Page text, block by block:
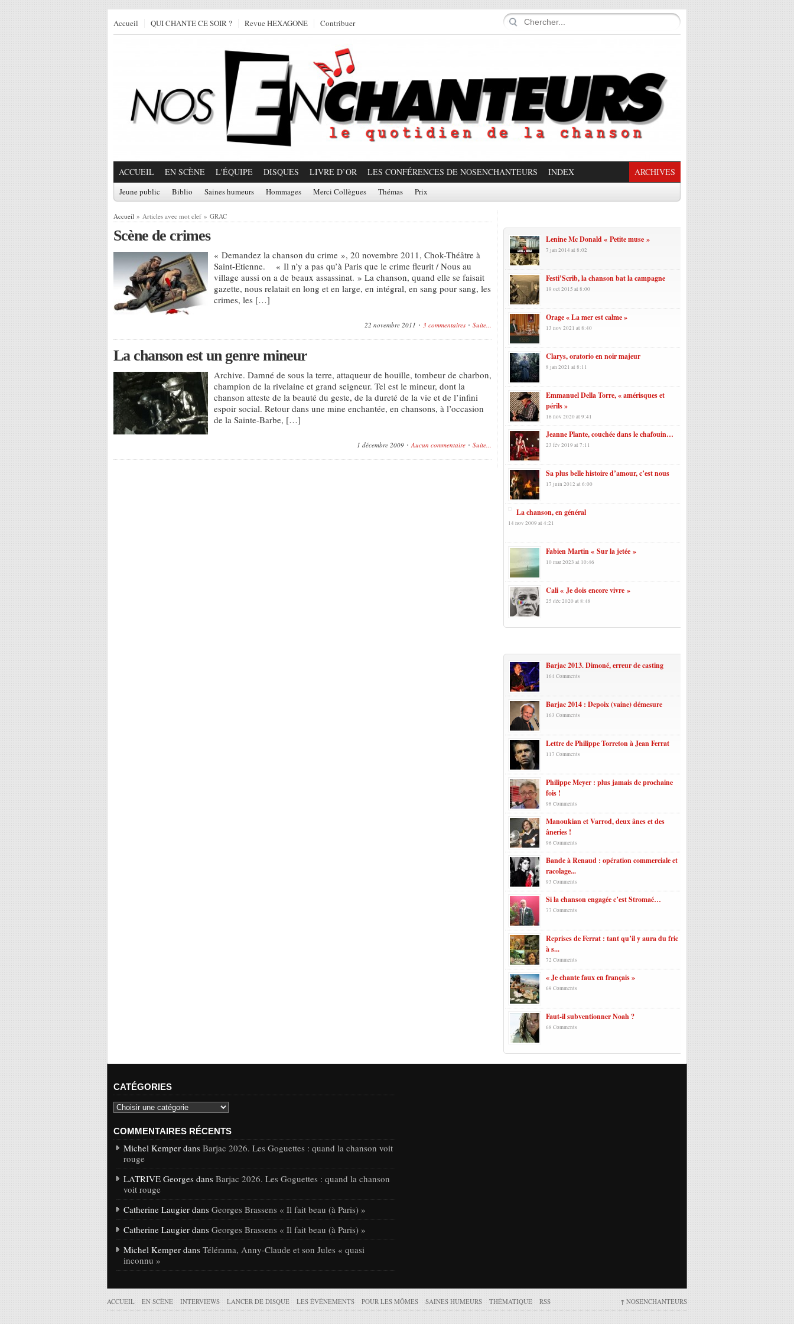
Accueil QUI CHANTE CE SOIR ? Revue HEXAGONE Contribuer
ACCUEIL EN SCÈNE L'ÉQUIPE DISQUES LIVRE D’OR LES CONFÉRENCES DE NOSENCHANTEURS INDEX ARCHIVES
Jeune public Biblio Saines humeurs Hommages Merci Collègues Thémas Prix
Accueil » Articles avec mot clef » GRAC
Scène de crimes
« Demandez la chanson du crime », 20 novembre 2011, Chok-Théâtre à
Saint-Etienne. « Il n’y a pas qu’à Paris que le crime fleurit / Nous au
village aussi on a de beaux assassinat. » La chanson, quand elle se faisait
gazette, nous relatait en long et en large, en intégral, en sang pour sang, les
crimes, les […]
22 novembre 2011 3 commentaires Suite...
La chanson est un genre mineur
Archive. Damné de sous la terre, attaqueur de houille, tombeur de charbon,
champion de la rivelaine et grand seigneur. Tel est le mineur, dont la
chanson atteste de la beauté du geste, de la dureté de la vie et de l’infini
espoir social. Retour dans une mine enchantée, en chansons, à l’occasion
de la Sainte-Barbe, […]
1 décembre 2009 Aucun commentaire Suite...
Lenine Mc Donald « Petite muse »
7 jan 2014 at 8:02
Festi’Scrib, la chanson bat la campagne
19 oct 2015 at 8:00
Orage « La mer est calme »
13 nov 2021 at 8:40
Clarys, oratorio en noir majeur
8 jan 2021 at 8:11
Emmanuel Della Torre, « amérisques et
périls »
16 nov 2020 at 9:41
Jeanne Plante, couchée dans le chafouin…
23 fév 2019 at 7:11
Sa plus belle histoire d’amour, c’est nous
17 juin 2012 at 6:00
La chanson, en général
14 nov 2009 at 4:21
Fabien Martin « Sur la jetée »
10 mar 2023 at 10:46
Cali « Je dois encore vivre »
25 déc 2020 at 8:48
Barjac 2013. Dimoné, erreur de casting
164 Comments
Barjac 2014 : Depoix (vaine) démesure
163 Comments
Lettre de Philippe Torreton à Jean Ferrat
117 Comments
Philippe Meyer : plus jamais de prochaine
fois !
98 Comments
Manoukian et Varrod, deux ânes et des
âneries !
96 Comments
Bande à Renaud : opération commerciale et
racolage...
93 Comments
Si la chanson engagée c’est Stromaé…
77 Comments
Reprises de Ferrat : tant qu’il y aura du fric
à s...
72 Comments
« Je chante faux en français »
69 Comments
Faut-il subventionner Noah ?
68 Comments
CATÉGORIES
COMMENTAIRES RÉCENTS
Michel Kemper dans Barjac 2026. Les Goguettes : quand la chanson voit
rouge
LATRIVE Georges dans Barjac 2026. Les Goguettes : quand la chanson
voit rouge
Catherine Laugier dans Georges Brassens « Il fait beau (à Paris) »
Catherine Laugier dans Georges Brassens « Il fait beau (à Paris) »
Michel Kemper dans Télérama, Anny-Claude et son Jules « quasi
inconnu »
ACCUEIL EN SCÈNE INTERVIEWS LANCER DE DISQUE LES ÉVÉNEMENTS POUR LES MÔMES SAINES HUMEURS THÉMATIQUE RSS ↑ NOSENCHANTEURS